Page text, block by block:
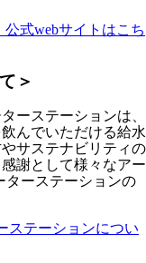
公式webサイトはこち
＞
ーステーションは、
んでいただける給水
サステナビリティの
謝として様々なアー
ターステーションの
ステーションについ